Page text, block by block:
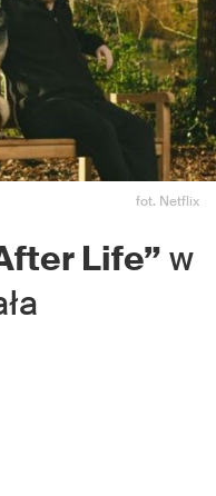
fot. Netflix
Life” w